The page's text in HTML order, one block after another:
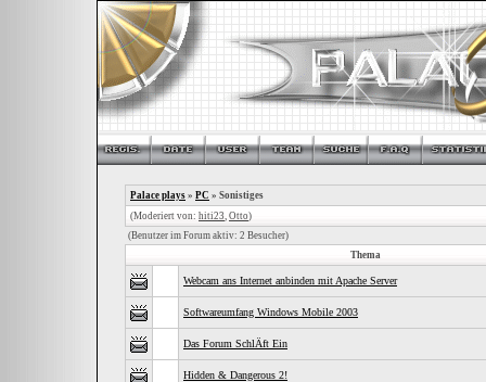
Palace plays » PC » Sonistiges
(Moderiert von: hiti23, Otto)
(Benutzer im Forum aktiv: 2 Besucher)
Thema
Webcam ans Internet anbinden mit Apache Server
Softwareumfang Windows Mobile 2003
Das Forum SchlÄft Ein
Hidden & Dangerous 2!